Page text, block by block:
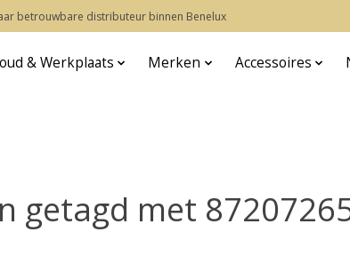
betrouwbare distributeur binnen Benelux
& Werkplaats Merken Accessoires
getagd met